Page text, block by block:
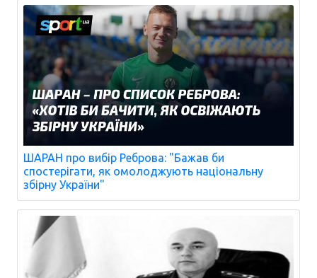
ШАРАН про вибір Реброва: "Бажав би
спостерігати, як омолоджують національну
збірну України"